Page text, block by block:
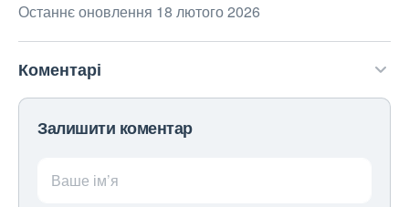
Останнє оновлення 18 лютого 2026
Коментарі
Залишити коментар
Ваше ім’я